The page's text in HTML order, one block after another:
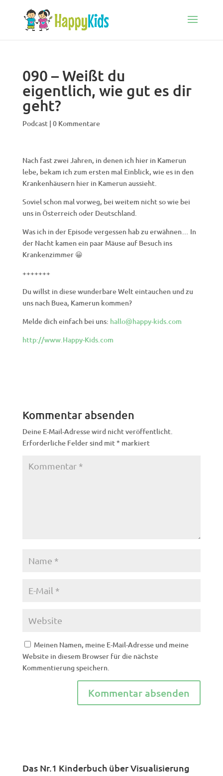
090 – Weißt du
eigentlich, wie gut es dir
geht?
Podcast| 0 Kommentare
Nach fast zwei Jahren, in denen ich hier in Kamerun
lebe, bekam ich zum ersten mal Einblick, wie es in den
Krankenhäusern hier in Kamerun aussieht.
Soviel schon mal vorweg, bei weitem nicht so wie bei
uns in Österreich oder Deutschland.
Was ich in der Episode vergessen hab zu erwähnen… In
der Nacht kamen ein paar Mäuse auf Besuch ins
Krankenzimmer 😀
+++++++
Du willst in diese wunderbare Welt eintauchen und zu
uns nach Buea, Kamerun kommen?
Melde dich einfach bei uns: hallo@happy-kids.com
http://www.Happy-Kids.com
Kommentar absenden
Deine E-Mail-Adresse wird nicht veröffentlicht.
Erforderliche Felder sind mit* markiert
Meinen Namen, meine E-Mail-Adresse und meine
Website in diesem Browser für die nächste
Kommentierung speichern.
Das Nr.1 Kinderbuch über Visualisierung